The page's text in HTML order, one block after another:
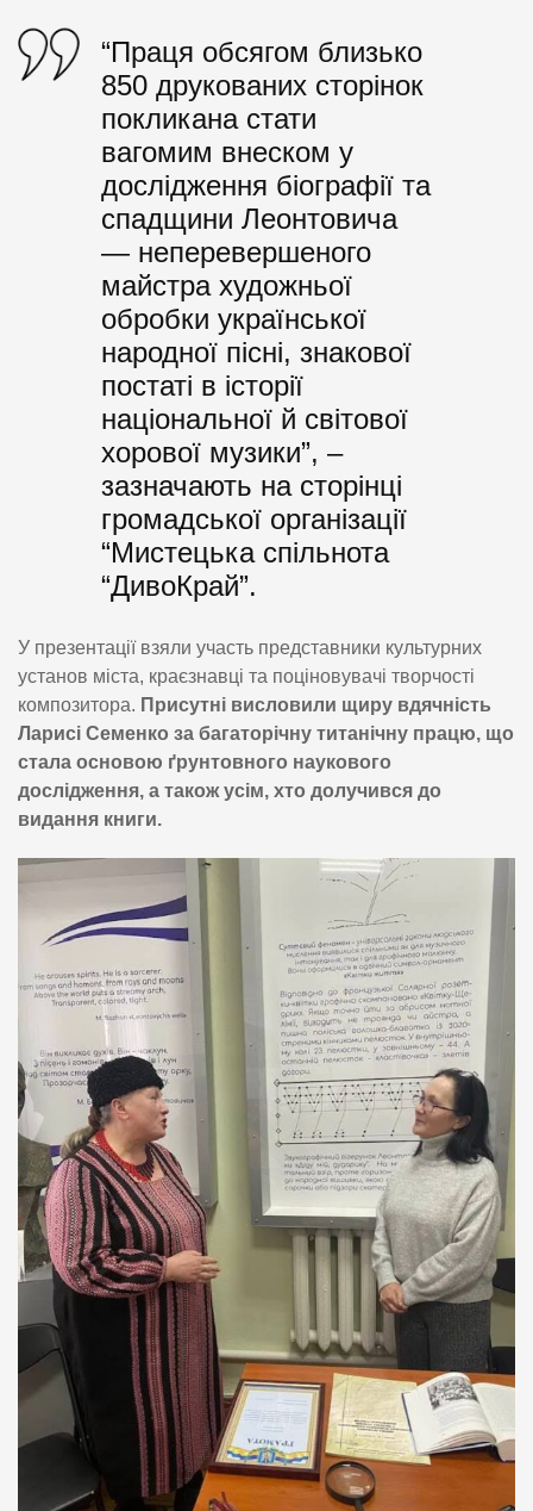
“Праця обсягом близько
850 друкованих сторінок
покликана стати
вагомим внеском у
дослідження біографії та
спадщини Леонтовича
— неперевершеного
майстра художньої
обробки української
народної пісні, знакової
постаті в історії
національної й світової
хорової музики”, –
зазначають на сторінці
громадської організації
“Мистецька спільнота
“ДивоКрай”.
У презентації взяли участь представники культурних
установ міста, краєзнавці та поціновувачі творчості
композитора. Присутні висловили щиру вдячність
Ларисі Семенко за багаторічну титанічну працю, що
стала основою ґрунтовного наукового
дослідження, а також усім, хто долучився до
видання книги.